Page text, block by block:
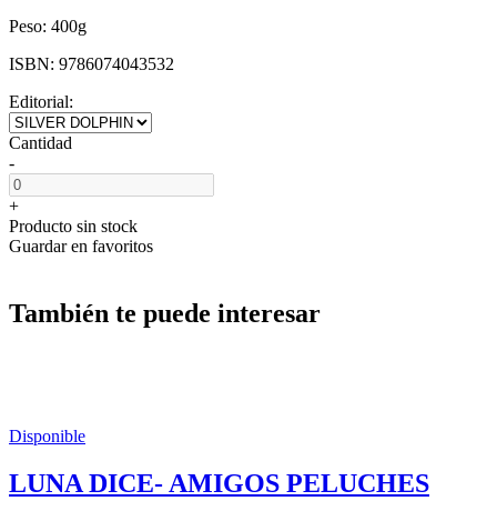
Peso: 400g
ISBN: 9786074043532
Editorial:
Cantidad
-
+
Producto sin stock
Guardar en favoritos
También te puede interesar
Disponible
LUNA DICE- AMIGOS PELUCHES